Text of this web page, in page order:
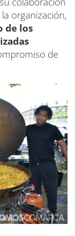
organización,
de los
de